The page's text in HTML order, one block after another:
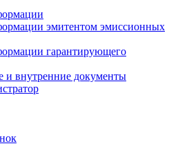
эмитентом эмиссионных
гарантирующего
и внутренние документы